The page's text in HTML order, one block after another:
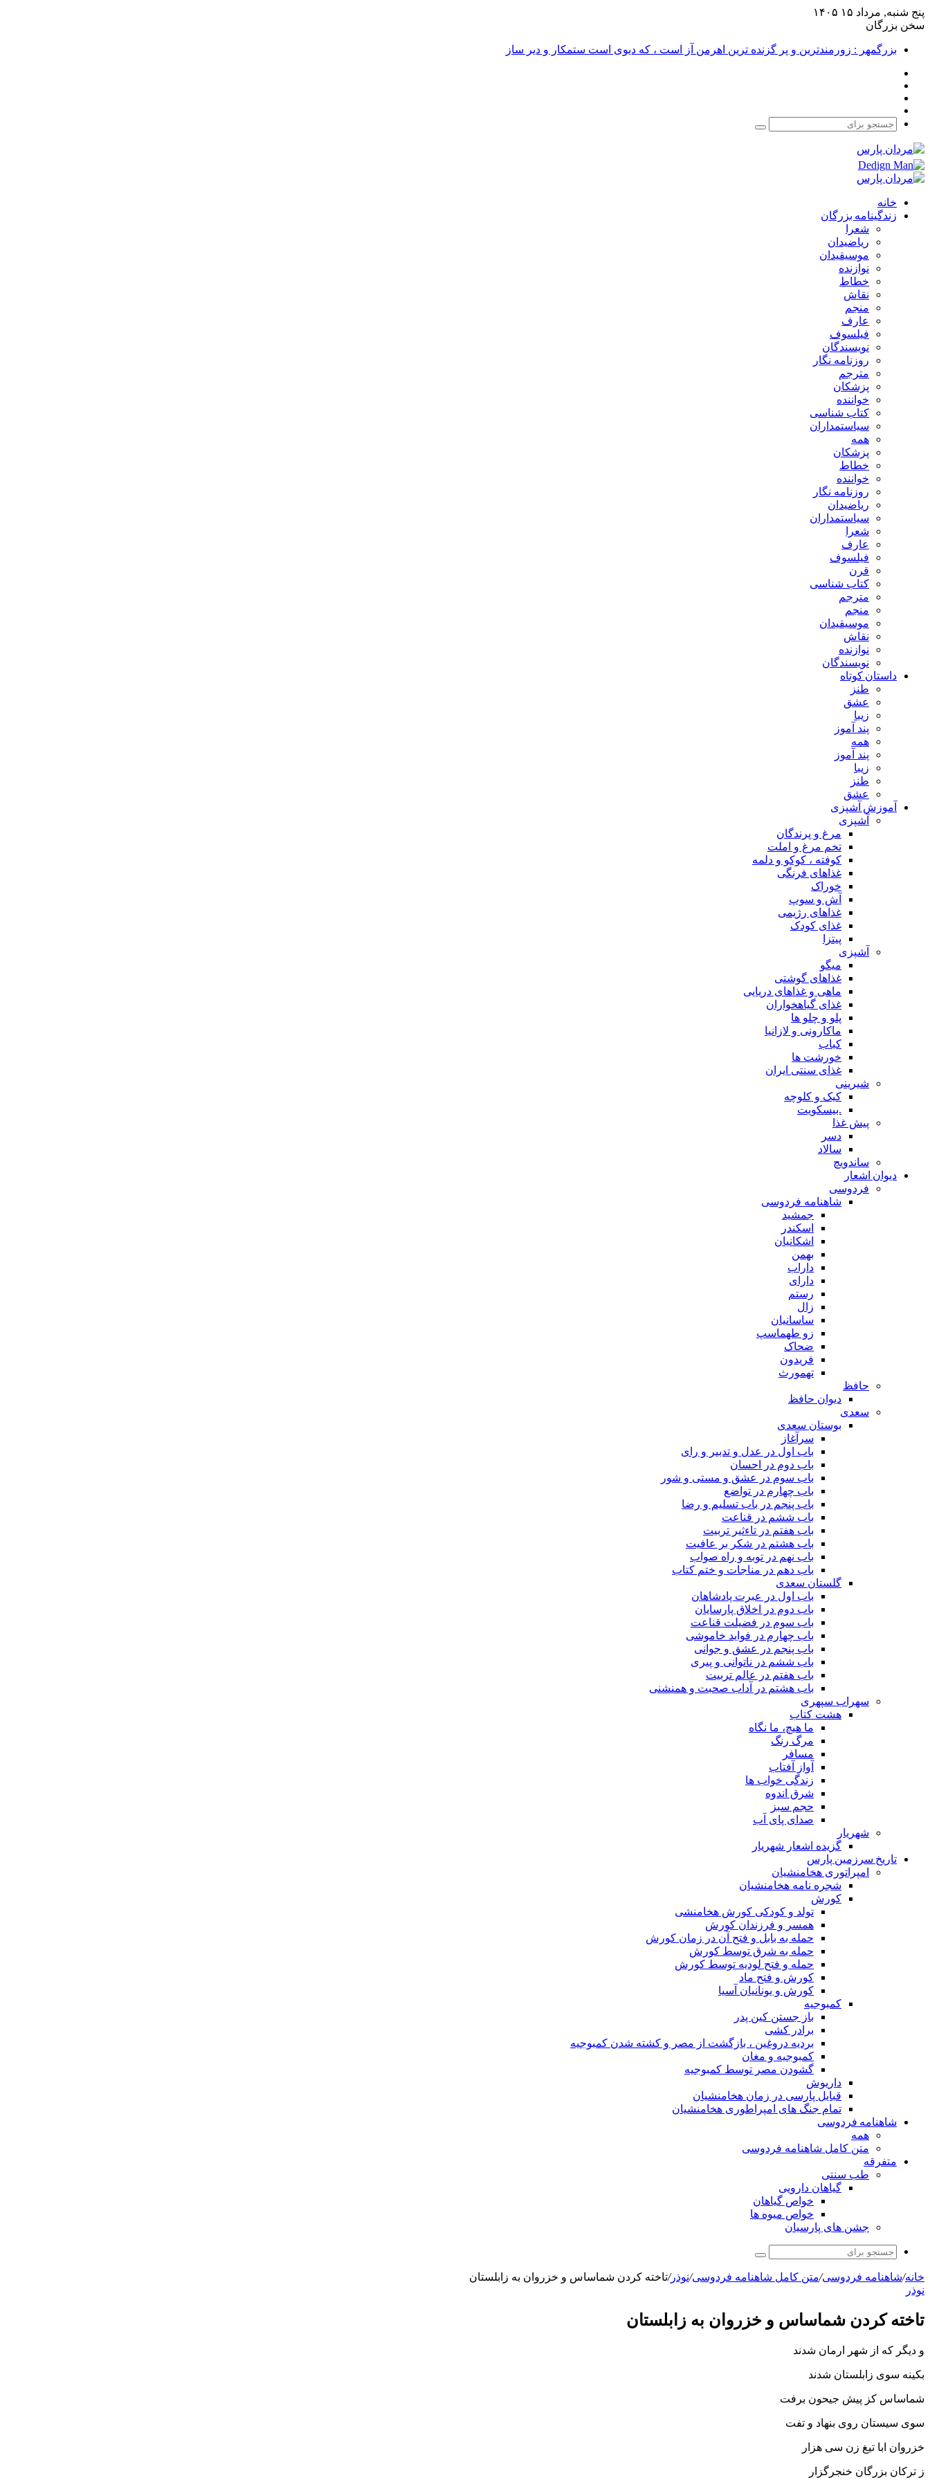
پنج شنبه, مرداد ۱۵ ۱۴۰۵
سخن بزرگان
بزرگمهر : زورمندترین و پر گزنده ترین اهرمن آز است ، که دیوی است ستمکار و دیر ساز
جستجو
خانه
زندگینامه بزرگان
شعرا
ریاضیدان
موسیقیدان
نوازنده
خطاط
نقاش
منجم
عارف
فیلسوف
نویسندگان
روزنامه نگار
مترجم
پزشکان
خواننده
کتاب شناسی
سیاستمداران
همه
پزشکان
خطاط
خواننده
روزنامه نگار
ریاضیدان
سیاستمداران
شعرا
عارف
فیلسوف
قرن
کتاب شناسی
مترجم
منجم
موسیقیدان
نقاش
نوازنده
نویسندگان
داستان کوتاه
طنز
عشق
زیبا
پند آموز
همه
پند آموز
زیبا
طنز
عشق
آموزش آشپزی
آشپزی
مرغ و پرندگان
تخم مرغ و املت
کوفته ، کوکو و دلمه
غذاهای فرنگی
خوراک
آش و سوپ
غذاهای رژیمی
غذای کودک
پیتزا
آشپزی
میگو
غذاهای گوشتی
ماهی و غذاهای دریایی
غذای گیاهخواران
پلو و چلو ها
ماکارونی و لازانیا
کباب
خورشت ها
غذای سنتی ایران
شیرینی
کیک و کلوچه
.بیسکویت
پیش غذا
دسر
سالاد
ساندویچ
دیوان اشعار
فردوسی
شاهنامه فردوسی
جمشید
اسکندر
اشکانیان
بهمن
داراب
دارای
رستم
زال
ساسانیان
زو طهماسپ‏
ضحاک
فریدون
تهمورث
حافظ
دیوان حافظ
سعدی
بوستان سعدی
سرآغاز
باب اول در عدل و تدبیر و رای
باب دوم در احسان
باب سوم در عشق و مستی و شور
باب چهارم در تواضع
باب پنجم در باب تسلیم و رضا
باب ششم در قناعت
باب هفتم در تاءثیر تربیت
باب هشتم در شکر بر عافیت
باب نهم در توبه و راه صواب
باب دهم در مناجات و ختم کتاب
گلستان سعدی
باب اول در عبرت پادشاهان
باب دوم در اخلاق پارسایان
باب سوم در فضیلت قناعت
باب چهارم در فواید خاموشى
باب پنجم در عشق و جوانى
باب ششم در ناتوانى و پیرى
باب هفتم در عالم تربیت
باب هشتم در آداب صحبت و همنشنى
سهراب سپهری
هشت کتاب
ما هیچ، ما نگاه
مرگ رنگ
مسافر
آواز آفتاب
زندگی خواب ها
شرق اندوه
حجم سبز
صدای پای آب
شهریار
گزیده اشعار شهریار
تاریخ سرزمین پارس
امپراتوری هخامنشیان
شجره نامه هخامنشیان
کورش
تولد و کودکی کورش هخامنشی
همسر و فرزندان کورش
حمله به بابل و فتح آن در زمان کورش
حمله به شرق توسط کورش
حمله و فتح لودیه توسط کورش
کورش و فتح ماد
کورش و یونانیان آسیا
کمبوجیه
باز جستن کین پدر
برادر کشی
بردیه دروغین ، بازگشت از مصر و کشته شدن کمبوجیه
کمبوجیه و مغان
گشودن مصر توسط کمبوجیه
داریوش
قبایل پارسی در زمان هخامنشیان
تمام جنگ های امپراطوری هخامنشیان
شاهنامه فردوسی
همه
متن کامل شاهنامه فردوسی
متفرقه
طب سنتی
گیاهان دارویی
خواص گیاهان
خواص میوه ها
جشن های پارسیان
جستجو
برای
خانه/شاهنامه فردوسی/متن کامل شاهنامه فردوسی/نوذر/تاخته کردن شماساس و خزروان به زابلستان‏
نوذر
تاخته کردن شماساس و خزروان به زابلستان‏
و دیگر که از شهر ارمان شدند
بکینه سوى زابلستان شدند
شماساس کز پیش جیحون برفت
سوى سیستان روى بنهاد و تفت‏
خزروان ابا تیغ زن سى هزار
ز ترکان بزرگان خنجرگزار